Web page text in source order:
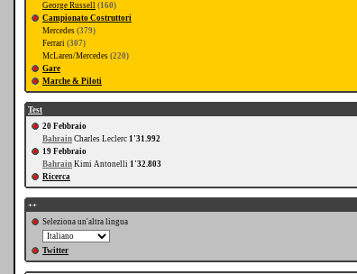
George Russell (160)
Campionato Costruttori
Mercedes (379)
Ferrari (307)
McLaren/Mercedes (220)
Gare
Marche & Piloti
Test
20 Febbraio
Bahrain Charles Leclerc 1'31.992
19 Febbraio
Bahrain Kimi Antonelli 1'32.803
Ricerca
++
Seleziona un'altra lingua
Twitter